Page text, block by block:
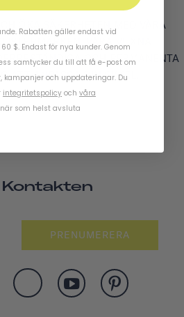
ÖKA SÄKERHETEN MED VÅRA
VÅRA VUXNA
OCH PERMANENTA
ATT ANPASSA DIN CYKEL.
Kontakten
PRENUMERERA
Rabatten gäller endast vid
$. Endast för nya kunder. Genom
samtycker du till att få e-post om
kampanjer och uppdateringar. Du
integritetspolicy och våra
som helst avsluta